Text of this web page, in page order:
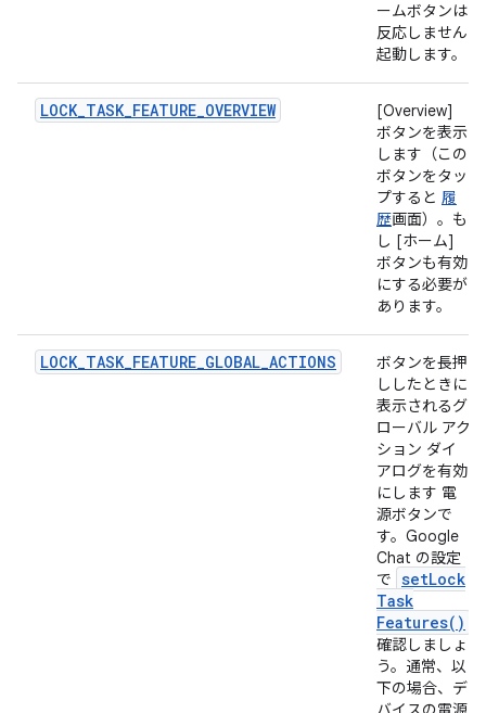
ームボタンは
反応しません
起動します。
LOCK_TASK_FEATURE_OVERVIEW
[Overview]
ボタンを表示
します（この
ボタンをタッ
プすると 履
歴画面）。も
し [ホーム]
ボタンも有効
にする必要が
あります。
LOCK_TASK_FEATURE_GLOBAL_ACTIONS
ボタンを長押
ししたときに
表示されるグ
ローバル アク
ション ダイ
アログを有効
にします 電
源ボタンで
す。Google
Chat の設定
で setLock
Task
Features( )
確認しましょ
う。通常、以
下の場合、デ